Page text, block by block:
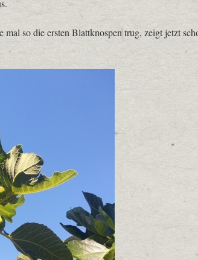
mal so die ersten Blattknospen trug, zeigt jetzt